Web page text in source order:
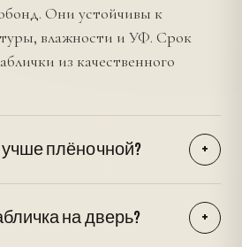
Они устойчивы к
влажности и УФ. Срок
из качественного
плёночной? +
Изображение не отслаивается,
Покрытие более
на дверь? +